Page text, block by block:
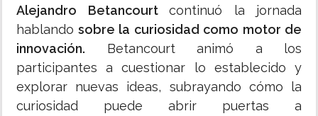
Alejandro Betancourt continuó la jornada
hablando sobre la curiosidad como motor de
innovación. Betancourt animó a los
participantes a cuestionar lo establecido y
explorar nuevas ideas, subrayando cómo la
curiosidad puede abrir puertas a